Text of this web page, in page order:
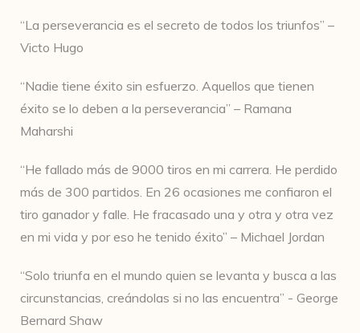
“La perseverancia es el secreto de todos los triunfos” –
Victo Hugo
“Nadie tiene éxito sin esfuerzo. Aquellos que tienen
éxito se lo deben a la perseverancia” – Ramana
Maharshi
“He fallado más de 9000 tiros en mi carrera. He perdido
más de 300 partidos. En 26 ocasiones me confiaron el
tiro ganador y falle. He fracasado una y otra y otra vez
en mi vida y por eso he tenido éxito” – Michael Jordan
“Solo triunfa en el mundo quien se levanta y busca a las
circunstancias, creándolas si no las encuentra” - George
Bernard Shaw